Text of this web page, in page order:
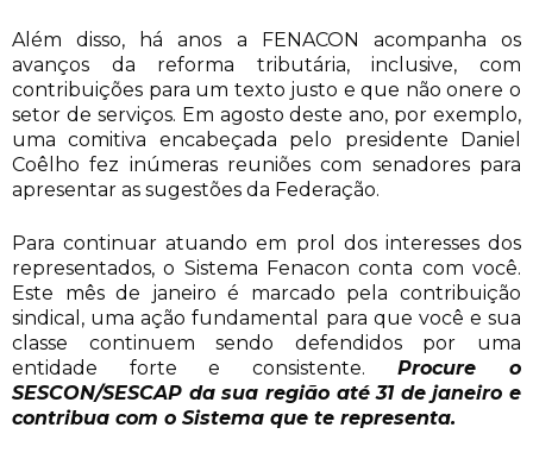
Além disso, há anos a FENACON acompanha os
avanços da reforma tributária, inclusive, com
contribuições para um texto justo e que não onere o
setor de serviços. Em agosto deste ano, por exemplo,
uma comitiva encabeçada pelo presidente Daniel
Coêlho fez inúmeras reuniões com senadores para
apresentar as sugestões da Federação.
Para continuar atuando em prol dos interesses dos
representados, o Sistema Fenacon conta com você.
Este mês de janeiro é marcado pela contribuição
sindical, uma ação fundamental para que você e sua
classe continuem sendo defendidos por uma
entidade forte e consistente. Procure o
SESCON/SESCAP da sua região até 31 de janeiro e
contribua com o Sistema que te representa.